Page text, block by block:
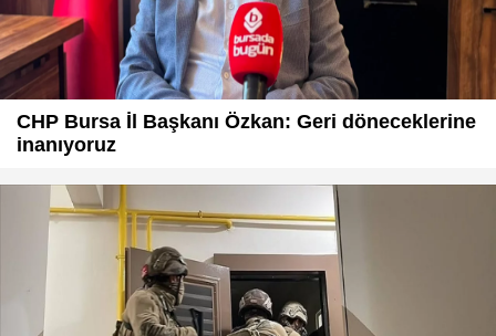
CHP Bursa İl Başkanı Özkan: Geri döneceklerine
inanıyoruz